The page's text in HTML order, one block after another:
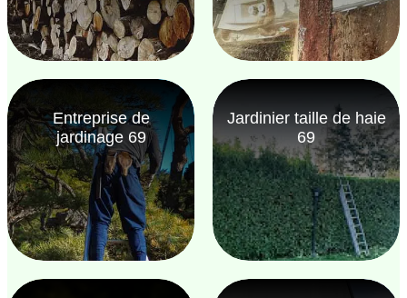
Entreprise de
jardinage 69
Jardinier taille de haie
69